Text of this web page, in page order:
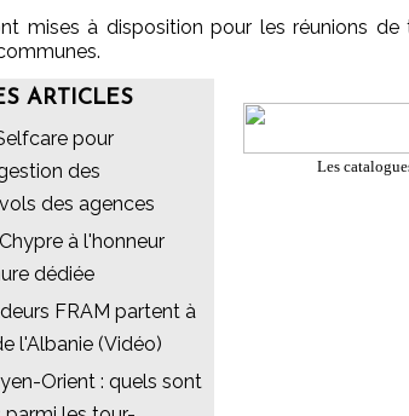
mises à disposition pour les réunions
ARTICLES
pour
des
des agences
à l'honneur
dédiée
FRAM partent à
l'Albanie (Vidéo)
Orient : quels sont
Les